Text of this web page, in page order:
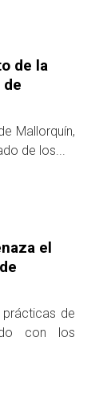
de la
de
Mallorquín,
de los...
el
de
con los